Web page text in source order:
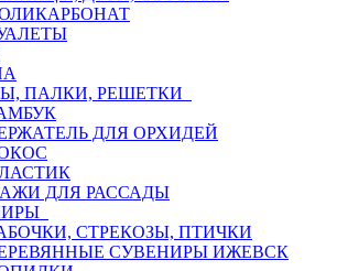
ПАЛКИ, РЕШЕТКИ
ДЛЯ ОРХИДЕЙ
ДЛЯ РАССАДЫ
СТРЕКОЗЫ, ПТИЧКИ
СУВЕНИРЫ ИЖЕВСК